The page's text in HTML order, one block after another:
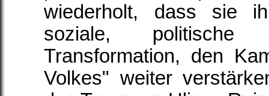
wiederholt, dass sie
soziale, politische
Transformation, den
Volkes" weiter